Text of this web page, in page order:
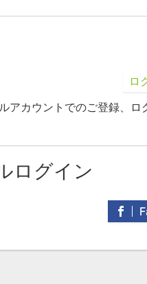
ロ
アカウントでのご登録、
ログイン